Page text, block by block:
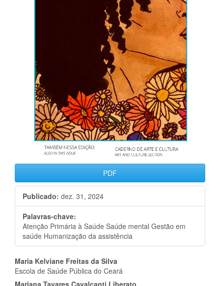
PDF
Publicado: dez. 31, 2024
Palavras-chave:
Atenção Primária à Saúde Saúde mental Gestão em
saúde Humanização da assistência
Conteúdo
Maria Kelviane Freitas da Silva
Escola de Saúde Pública do Ceará